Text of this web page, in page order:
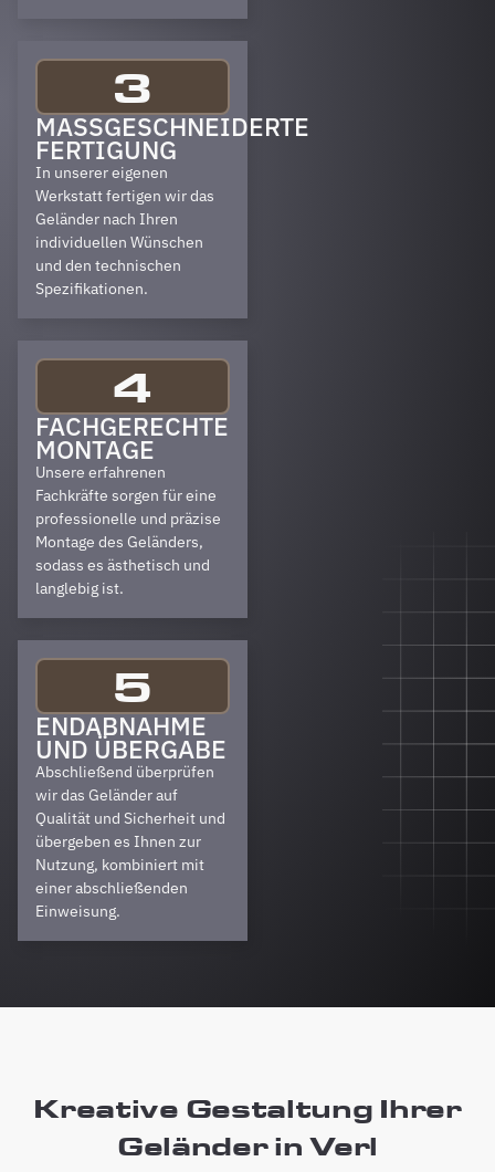
3
MASSGESCHNEIDERTE F
ERTIGUNG
In unserer eigenen
Werkstatt fertigen wir das
Geländer nach Ihren
individuellen Wünschen
und den technischen
Spezifikationen.
4
FACHGERECHTE
MONTAGE
Unsere erfahrenen
Fachkräfte sorgen für eine
professionelle und präzise
Montage des Geländers,
sodass es ästhetisch und
langlebig ist.
5
ENDABNAHME
UND ÜBERGABE
Abschließend überprüfen
wir das Geländer auf
Qualität und Sicherheit und
übergeben es Ihnen zur
Nutzung, kombiniert mit
einer abschließenden
Einweisung.
Kreative Gestaltung Ihrer
Geländer in Verl